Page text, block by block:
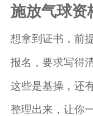
施放气球资
想拿到证书，前
报名，要求写得
这些是基操，还
整理出来，让你